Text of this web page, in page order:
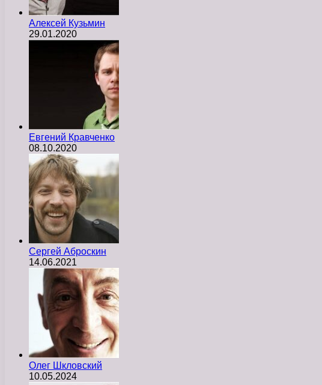
Алексей Кузьмин
29.01.2020
Евгений Кравченко
08.10.2020
Сергей Аброскин
14.06.2021
Олег Шкловский
10.05.2024